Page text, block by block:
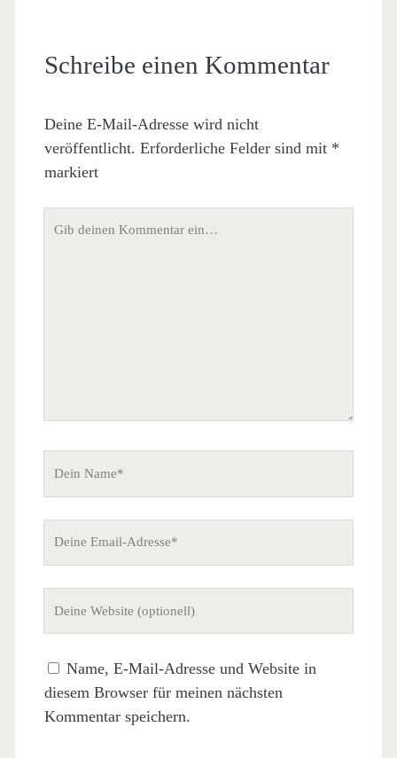
Schreibe einen Kommentar
Deine E-Mail-Adresse wird nicht
veröffentlicht. Erforderliche Felder sind mit *
markiert
erforderlich)
Name, E-Mail-Adresse und Website in
diesem Browser für meinen nächsten
Kommentar speichern.